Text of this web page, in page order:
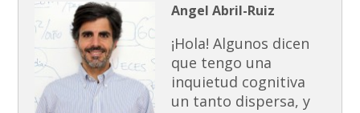
Angel Abril-Ruiz
¡Hola! Algunos dicen
que tengo una
inquietud cognitiva
un tanto dispersa, y